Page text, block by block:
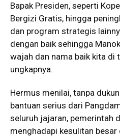
Bapak Presiden, seperti
Bergizi Gratis, hingga
dan program strategis
dengan baik sehingga
wajah dan nama baik kita di
ungkapnya.
Hermus menilai, tanpa
bantuan serius dari
seluruh jajaran, pemerintah
menghadapi kesulitan